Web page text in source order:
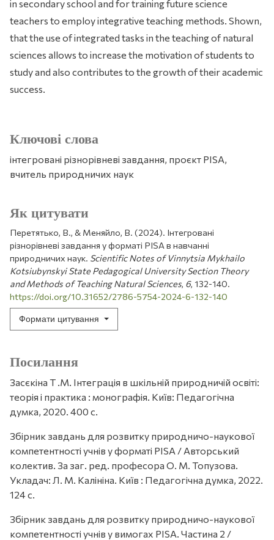
Ключові слова
інтегровані різнорівневі завдання, проєкт PISA,
вчитель природничих наук
Як цитувати
Перетятько, В., & Меняйло, В. (2024). Інтегровані
різнорівневі завдання у форматі PISA в навчанні
природничих наук. Scientific Notes of Vinnytsia Mykhailo
Kotsiubynskyi State Pedagogical University Section Theory
and Methods of Teaching Natural Sciences, 6, 132-140.
https://doi.org/10.31652/2786-5754-2024-6-132-140
Формати цитування
in secondary school and for training future science
teachers to employ integrative teaching methods. Shown,
that the use of integrated tasks in the teaching of natural
sciences allows to increase the motivation of students to
study and also contributes to the growth of their academic
success.
Посилання
Засєкіна Т .М. Інтеграція в шкільній природничій освіті:
теорія і практика : монографія. Київ: Педагогічна
думка, 2020. 400 с.
Збірник завдань для розвитку природничо-наукової
компетентності учнів у форматі PISA / Авторський
колектив. За заг. ред. професора О. М. Топузова.
Укладач: Л. М. Калініна. Київ : Педагогічна думка, 2022.
124 с.
Збірник завдань для розвитку природничо-наукової
компетентності учнів у вимогах PISA. Частина 2 /